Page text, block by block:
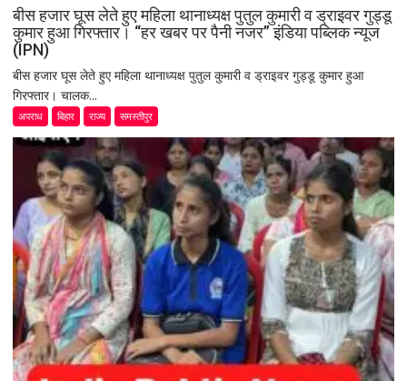
बीस हजार घूस लेते हुए महिला थानाध्यक्ष पुतुल कुमारी व ड्राइवर गुड्डू
कुमार हुआ गिरफ्तार। “हर खबर पर पैनी नजर” इंडिया पब्लिक न्यूज
(IPN)
बीस हजार घूस लेते हुए महिला थानाध्यक्ष पुतुल कुमारी व ड्राइवर गुड्डू कुमार हुआ
गिरफ्तार। चालक...
अपराध बिहार राज्य समस्तीपुर